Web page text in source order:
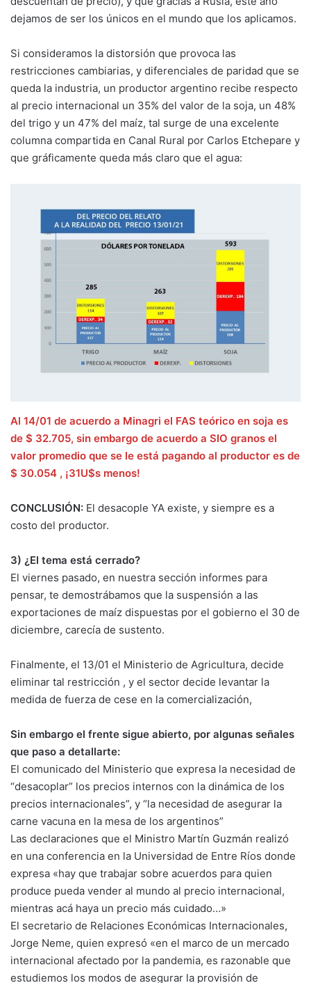
dejamos de ser los únicos en el mundo que los aplicamos.
Si consideramos la distorsión que provoca las
restricciones cambiarias, y diferenciales de paridad que se
queda la industria, un productor argentino recibe respecto
al precio internacional un 35% del valor de la soja, un 48%
del trigo y un 47% del maíz, tal surge de una excelente
columna compartida en Canal Rural por Carlos Etchepare y
que gráficamente queda más claro que el agua:
Al 14/01 de acuerdo a Minagri el FAS teórico en soja es
de $ 32.705, sin embargo de acuerdo a SIO granos el
valor promedio que se le está pagando al productor es de
$ 30.054 , ¡31U$s menos!
CONCLUSIÓN: El desacople YA existe, y siempre es a
costo del productor.
3) ¿El tema está cerrado?
El viernes pasado, en nuestra sección informes para
pensar, te demostrábamos que la suspensión a las
exportaciones de maíz dispuestas por el gobierno el 30 de
diciembre, carecía de sustento.
Finalmente, el 13/01 el Ministerio de Agricultura, decide
eliminar tal restricción , y el sector decide levantar la
medida de fuerza de cese en la comercialización,
Sin embargo el frente sigue abierto, por algunas señales
que paso a detallarte:
El comunicado del Ministerio que expresa la necesidad de
“desacoplar” los precios internos con la dinámica de los
precios internacionales”, y “la necesidad de asegurar la
carne vacuna en la mesa de los argentinos”
Las declaraciones que el Ministro Martín Guzmán realizó
en una conferencia en la Universidad de Entre Ríos donde
expresa «hay que trabajar sobre acuerdos para quien
produce pueda vender al mundo al precio internacional,
mientras acá haya un precio más cuidado…»
El secretario de Relaciones Económicas Internacionales,
Jorge Neme, quien expresó «en el marco de un mercado
internacional afectado por la pandemia, es razonable que
estudiemos los modos de asegurar la provisión de